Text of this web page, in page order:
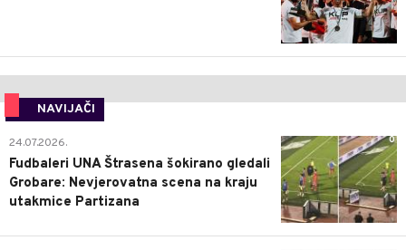
NAVIJAČI
0
24.07.2026.
Fudbaleri UNA Štrasena šokirano gledali
Grobare: Nevjerovatna scena na kraju
utakmice Partizana